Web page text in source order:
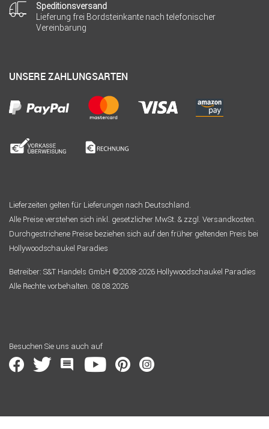
Speditionsversand
Lieferung frei Bordsteinkante nach telefonischer
Vereinbarung
UNSERE ZAHLUNGSARTEN
Lieferzeiten gelten für Lieferungen nach Deutschland.
Alle Preise verstehen sich inkl. gesetzlicher MwSt. & zzgl. Versandkosten.
Durchgestrichene Preise beziehen sich auf den früher geltenden Preis bei
Hollywoodschaukel Paradies
Betreiber: S&T Handels GmbH ©2008-2026 Hollywoodschaukel Paradies
Alle Rechte vorbehalten. 08.08.2026
Besuchen Sie uns auch auf